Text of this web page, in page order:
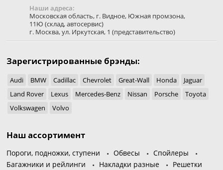
Наши адреса:
Московская область, г. Видное, Южная промзона,
11Ю (склад, автосервис)
г. Москва,ул. Иркутская, 1 (представительство)
Зарегистрированные брэнды:
Audi BMW Cadillac Chevrolet Great-Wall Honda
Jaguar
Land Rover
Lexus Mercedes-Benz Nissan Porsche
Toyota
Volkswagen
Volvo
Наш ассортимент
Пороги, подножки, ступени Обвесы
Спойлеры
Багажники и рейлинги
Накладки разные
Решетки